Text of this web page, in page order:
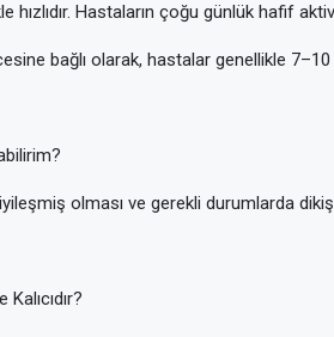
hızlıdır. Hastaların çoğu günlük hafif
bağlı olarak, hastalar genellikle
olması ve gerekli durumlarda